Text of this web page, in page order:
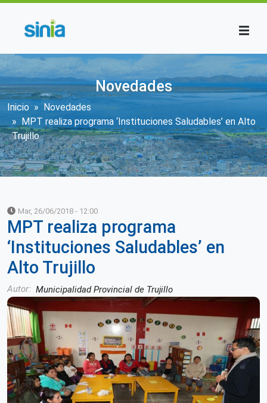
Novedades
Sobrescribir enlaces de ayuda a la
Inicio
Novedades
MPT realiza programa ‘Instituciones Saludables’ en Alto
Trujillo
Mar, 26/06/2018 - 12:00
MPT realiza programa
‘Instituciones Saludables’ en
Alto Trujillo
Autor Municipalidad Provincial de Trujillo